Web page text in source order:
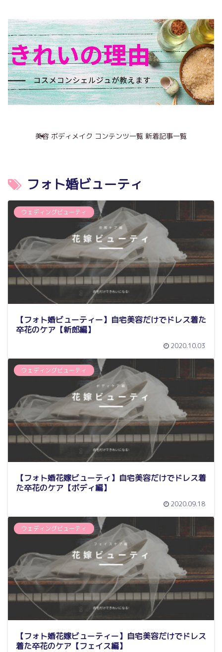
美容 ボディメイク コンテンツ一覧 新着記事一覧
フォト婚ビューティ
ウェディングビューティ
【フォト婚ビューティー】自宅美容だけでドレス着た
卒花のケア【新郎編】
2020.10.03
ウェディングビューティ
【フォト婚花嫁ビューティ】自宅美容だけでドレス着
た卒花のケア【ボディ編】
2020.09.18
ウェディングビューティ
【フォト婚花嫁ビューティー】自宅美容だけでドレス
着た卒花のケア【フェイス編】